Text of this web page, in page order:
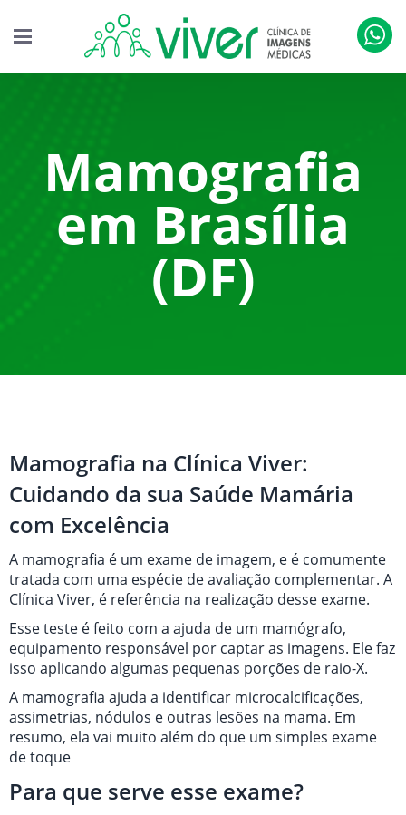
Mamografia
em Brasília
(DF)
Mamografia na Clínica Viver:
Cuidando da sua Saúde Mamária
com Excelência
A mamografia é um exame de imagem, e é comumente
tratada com uma espécie de avaliação complementar. A
Clínica Viver, é referência na realização desse exame.
Esse teste é feito com a ajuda de um mamógrafo,
equipamento responsável por captar as imagens. Ele faz
isso aplicando algumas pequenas porções de raio-X.
A mamografia ajuda a identificar microcalcificações,
assimetrias, nódulos e outras lesões na mama. Em
resumo, ela vai muito além do que um simples exame
de toque
Para que serve esse exame?